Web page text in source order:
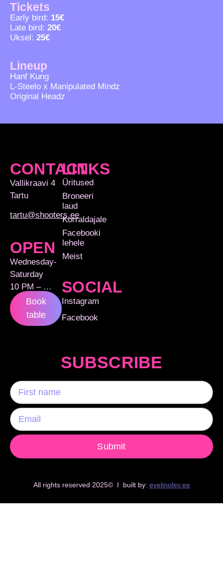
Tickets
Early bird: 15€
Late bird: 20€
Uksel: 25€
Lineup
Hanf Kung
L-Steelo x Manipulated Mindz
Original Headz
CONTACT
Vallikraavi 4
Tartu
tartu@shooters.ee
OPEN
Wednesday-
Saturday
10 PM – …
Book
table
LINKS
Üritused
Broneeri
laud
Korraldajale
Facebooki
lehele
Meist
SOCIAL
Instagram
Facebook
SUBSCRIBE
Submit
All rights reserved 2025© I built by: evelinolev.ee